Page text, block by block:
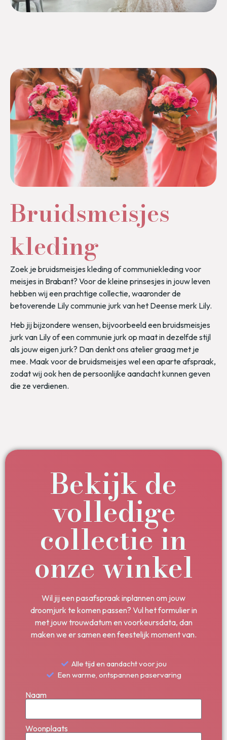
Bruidsmeisjes
kleding​
Zoek je bruidsmeisjes kleding of communiekleding voor
meisjes in Brabant? Voor de kleine prinsesjes in jouw leven
hebben wij een prachtige collectie, waaronder de
betoverende Lily communie jurk van het Deense merk Lily.
Heb jij bijzondere wensen, bijvoorbeeld een bruidsmeisjes
jurk van Lily of een communie jurk op maat in dezelfde stijl
als jouw eigen jurk? Dan denkt ons atelier graag met je
mee. Maak voor de bruidsmeisjes wel een aparte afspraak,
zodat wij ook hen de persoonlijke aandacht kunnen geven
die ze verdienen.
Bekijk de
volledige
collectie in
onze winkel
Wil jij een pasafspraak inplannen om jouw
droomjurk te komen passen? Vul het formulier in
met jouw trouwdatum en voorkeursdata, dan
maken we er samen een feestelijk moment van.
Alle tijd en aandacht voor jou
Een warme, ontspannen paservaring
Naam
Woonplaats